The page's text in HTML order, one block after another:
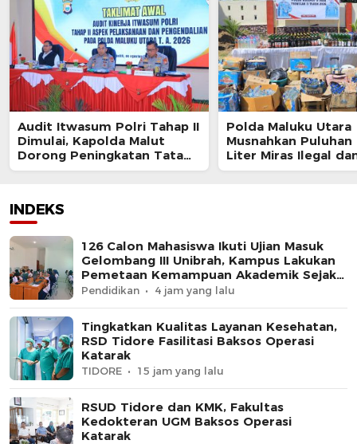
Audit Itwasum Polri Tahap II
Dimulai, Kapolda Malut
Dorong Peningkatan Tata
Kelola Organisasi yang
Polda Maluku Utara
Musnahkan Puluhan
Liter Miras Ilegal
Bongkar Jaringan
INDEKS
126 Calon Mahasiswa Ikuti Ujian Masuk
Gelombang III Unibrah, Kampus Lakukan
Pemetaan Kemampuan Akademik Sejak
Awal
Pendidikan 4 jam yang lalu
Tingkatkan Kualitas Layanan Kesehatan,
RSD Tidore Fasilitasi Baksos Operasi
Katarak
TIDORE 15 jam yang lalu
RSUD Tidore dan KMK, Fakultas
Kedokteran UGM Baksos Operasi
Katarak